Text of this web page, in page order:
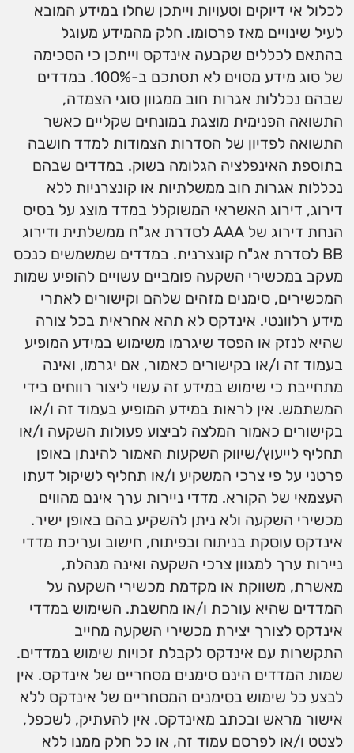
לכלול אי דיוקים וטעויות וייתכן שחלו במידע המובא
לעיל שינויים מאז פרסומו. חלק מהמידע מעוגל
בהתאם לכללים שקבעה אינדקס וייתכן כי הסכימה
של סוג מידע מסוים לא תסתכם ב-100%. במדדים
שבהם נכללות אגרות חוב ממגוון סוגי הצמדה,
התשואה הפנימית מוצגת במונחים שקליים כאשר
התשואה לפדיון של הסדרות הצמודות למדד חושבה
בתוספת האינפלציה הגלומה בשוק. במדדים שבהם
נכללות אגרות חוב ממשלתיות או קונצרניות ללא
דירוג, דירוג האשראי המשוקלל במדד מוצג על בסיס
הנחת דירוג של AAA לסדרת אג"ח ממשלתית ודירוג
BB לסדרת אג"ח קונצרנית. במדדים שמשמשים כנכס
מעקב במכשירי השקעה פומביים עשויים להופיע שמות
המכשירים, סימנים מזהים שלהם וקישורים לאתרי
מידע רלוונטי. אינדקס לא תהא אחראית בכל צורה
שהיא לנזק או הפסד שיגרמו משימוש במידע המופיע
בעמוד זה ו/או בקישורים כאמור, אם יגרמו, ואינה
מתחייבת כי שימוש במידע זה עשוי ליצור רווחים בידי
המשתמש. אין לראות במידע המופיע בעמוד זה ו/או
בקישורים כאמור המלצה לביצוע פעולות השקעה ו/או
תחליף לייעוץ/שיווק השקעות האמור להינתן באופן
פרטני על פי צרכי המשקיע ו/או תחליף לשיקול דעתו
העצמאי של הקורא. מדדי ניירות ערך אינם מהווים
מכשירי השקעה ולא ניתן להשקיע בהם באופן ישיר.
אינדקס עוסקת בניתוח ובפיתוח, חישוב ועריכת מדדי
ניירות ערך למגוון צרכי השקעה ואינה מנהלת,
מאשרת, משווקת או מקדמת מכשירי השקעה על
המדדים שהיא עורכת ו/או מחשבת. השימוש במדדי
אינדקס לצורך יצירת מכשירי השקעה מחייב
התקשרות עם אינדקס לקבלת זכויות שימוש במדדים.
שמות המדדים הינם סימנים מסחריים של אינדקס. אין
לבצע כל שימוש בסימנים המסחריים של אינדקס ללא
אישור מראש ובכתב מאינדקס. אין להעתיק, לשכפל,
לצטט ו/או לפרסם עמוד זה, או כל חלק ממנו ללא